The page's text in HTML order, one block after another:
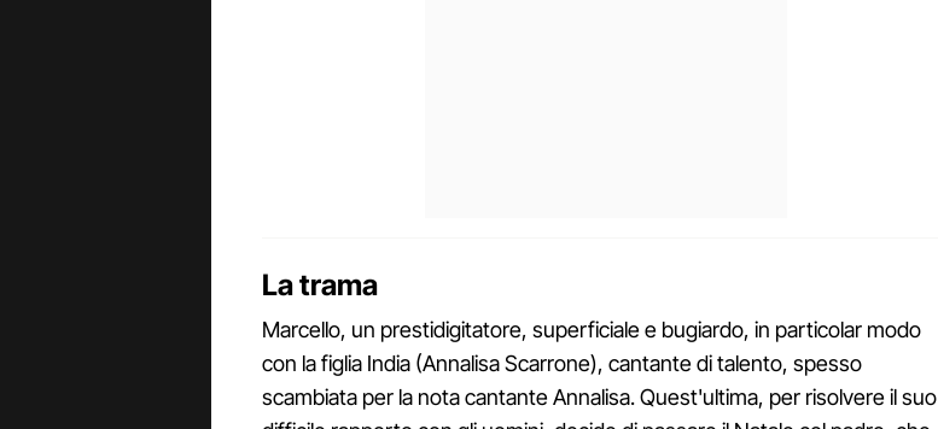
La trama
Marcello, un prestidigitatore, superficiale e bugiardo, in particolar modo
con la figlia India (Annalisa Scarrone), cantante di talento, spesso
scambiata per la nota cantante Annalisa. Quest'ultima, per risolvere il suo